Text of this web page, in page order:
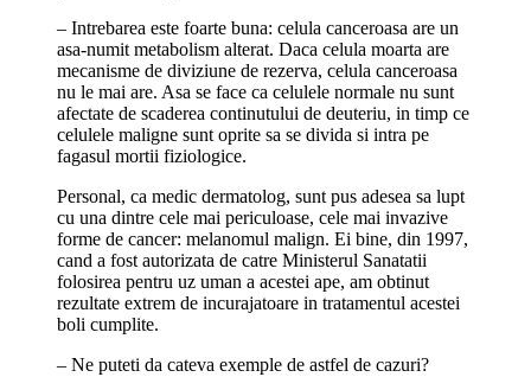
– Intrebarea este foarte buna: celula canceroasa are un
asa-numit metabolism alterat. Daca celula moarta are
mecanisme de diviziune de rezerva, celula canceroasa
nu le mai are. Asa se face ca celulele normale nu sunt
afectate de scaderea continutului de deuteriu, in timp ce
celulele maligne sunt oprite sa se divida si intra pe
fagasul mortii fiziologice.
Personal, ca medic dermatolog, sunt pus adesea sa lupt
cu una dintre cele mai periculoase, cele mai invazive
forme de cancer: melanomul malign. Ei bine, din 1997,
cand a fost autorizata de catre Ministerul Sanatatii
folosirea pentru uz uman a acestei ape, am obtinut
rezultate extrem de incurajatoare in tratamentul acestei
boli cumplite.
– Ne puteti da cateva exemple de astfel de cazuri?